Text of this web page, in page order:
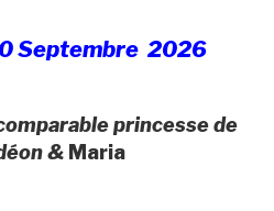
Septembre 2026
princesse de
&Maria